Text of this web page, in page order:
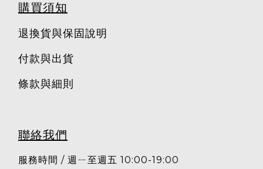
購買須知
退換貨與保固說明
付款與出貨
條款與細則
聯絡我們
服務時間 / 週ㄧ至週五 10:00-19:00